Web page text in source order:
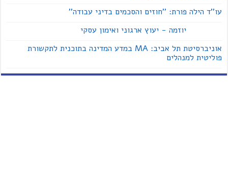
עו''ד הילה פורת: ''חוזים והסכמים בדיני עבודה''
יוזמה - יעוץ ארגוני ואימון עסקי
אוניברסיטת תל אביב: MA במדע המדינה בתוכנית לתקשורת
פוליטית למנהלים